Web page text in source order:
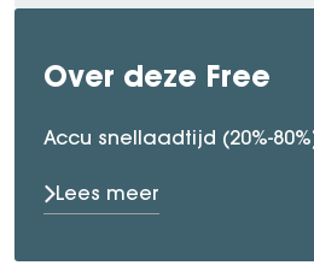
Over deze Free
Accu snellaadtijd (20%-
Lees meer